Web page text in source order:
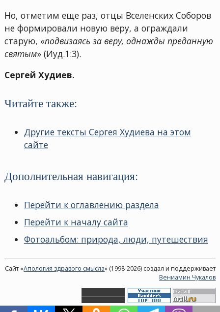
Но, отметим еще раз, отцы Вселенских Соборов
не формировали новую веру, а ограждали
старую, «подвизаясь за веру, однажды преданную
святым» (Иуд.1:3).
Сергей Худиев.
Читайте также:
Другие тексты Сергея Худиева на этом
сайте
Дополнительная навигация:
Перейти к оглавлению раздела
Перейти к началу сайта
Фотоальбом: природа, люди, путешествия
Сайт «Апология здравого смысла» (1998-2026) создал и поддерживает
Вениамин Чукалов